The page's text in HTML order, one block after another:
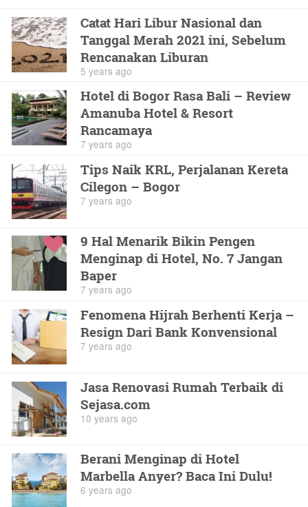
Catat Hari Libur Nasional dan
Tanggal Merah 2021 ini, Sebelum
Rencanakan Liburan
5 years ago
Hotel di Bogor Rasa Bali – Review
Amanuba Hotel & Resort
Rancamaya
7 years ago
Tips Naik KRL, Perjalanan Kereta
Cilegon – Bogor
7 years ago
9 Hal Menarik Bikin Pengen
Menginap di Hotel, No. 7 Jangan
Baper
7 years ago
Fenomena Hijrah Berhenti Kerja –
Resign Dari Bank Konvensional
7 years ago
Jasa Renovasi Rumah Terbaik di
Sejasa.com
10 years ago
Berani Menginap di Hotel
Marbella Anyer? Baca Ini Dulu!
6 years ago